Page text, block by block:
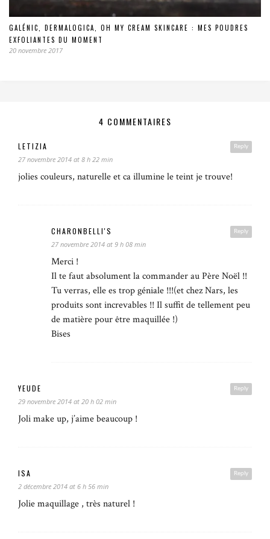
GALÉNIC, DERMALOGICA, OH MY CREAM SKINCARE : MES POUDRES
EXFOLIANTES DU MOMENT
20 novembre 2017
4 COMMENTAIRES
Reply
LETIZIA
27 novembre 2014 at 8 h 22 min
jolies couleurs, naturelle et ca illumine le teint je trouve!
Reply
CHARONBELLI'S
27 novembre 2014 at 9 h 08 min
Merci !
Il te faut absolument la commander au Père Noël !!
Tu verras, elle es trop géniale !!!(et chez Nars, les
produits sont increvables !! Il suffit de tellement peu
de matière pour être maquillée !)
Bises
Reply
YEUDE
29 novembre 2014 at 20 h 02 min
Joli make up, j’aime beaucoup !
Reply
ISA
2 décembre 2014 at 6 h 56 min
Jolie maquillage , très naturel !